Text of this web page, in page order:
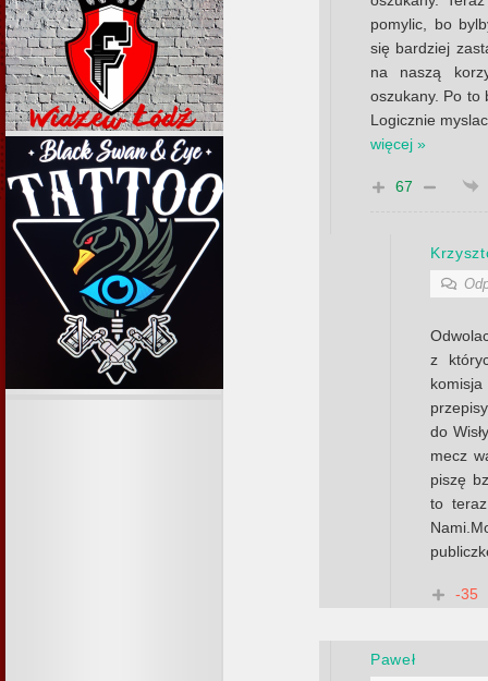
pomylic, bo
się bardziej
na naszą
oszukany. Po to
Logicznie
więcej »
67
z
do
mecz
piszę
to
-35
Paweł